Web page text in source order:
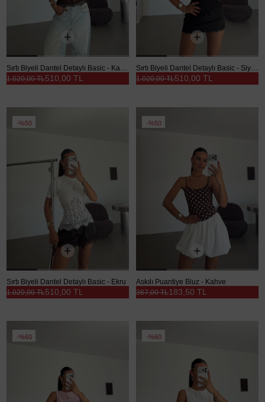
Sırtı Biyeli Dantel Detaylı Basic - Kahve
510,00 TL
1.020,00 TL
Sırtı Biyeli Dantel Detaylı Basic - Siyah
510,00 TL
1.020,00 TL
%50
Sırtı Biyeli Dantel Detaylı Basic - Ekru
510,00 TL
1.020,00 TL
%50
Askılı Puantiye Bluz - Kahve
183,50 TL
367,00 TL
%60 %60